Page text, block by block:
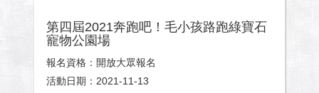
第四屆2021奔跑吧！毛小孩路跑綠寶石
寵物公園場
報名資格：開放大眾報名
活動日期：2021-11-13